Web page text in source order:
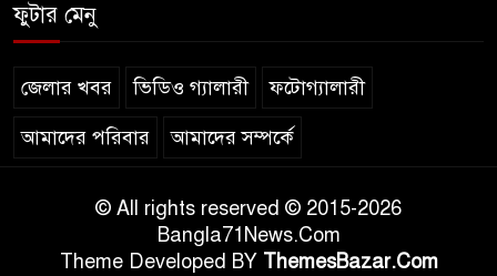
ফুটার মেনু
জেলার খবর ভিডিও গ্যালারী ফটোগ্যালারী
আমাদের পরিবার আমাদের সম্পর্কে
© All rights reserved © 2015-2026
Bangla71News.Com
Theme Developed BY ThemesBazar.Com